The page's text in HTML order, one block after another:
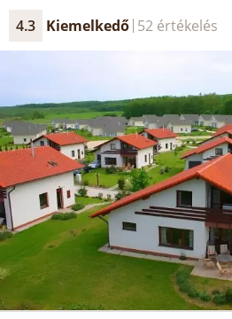
4.3 Kiemelkedő 52 értékelés